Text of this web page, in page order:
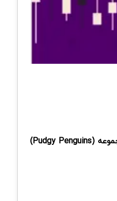
بازار NFT دوباره جان گرفته است و پروژه‌ها تلاش می‌کنند تا جذابیت خود را بازسازی کنند. یکی از مجموعه‌های مهم که در این دوره توجه‌ها را جلب کرده، مجموعه (Pudgy Penguins)